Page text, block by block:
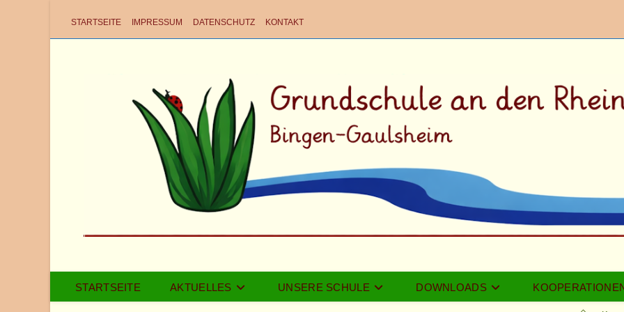
STARTSEITE IMPRESSUM DATENSCHUTZ KONTAKT
STARTSEITE AKTUELLES UNSERE SCHULE DOWNLOADS